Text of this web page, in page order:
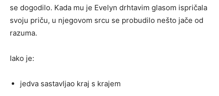
se dogodilo. Kada mu je Evelyn drhtavim glasom ispričala
svoju priču, u njegovom srcu se probudilo nešto jače od
razuma.
Iako je:
jedva sastavljao kraj s krajem